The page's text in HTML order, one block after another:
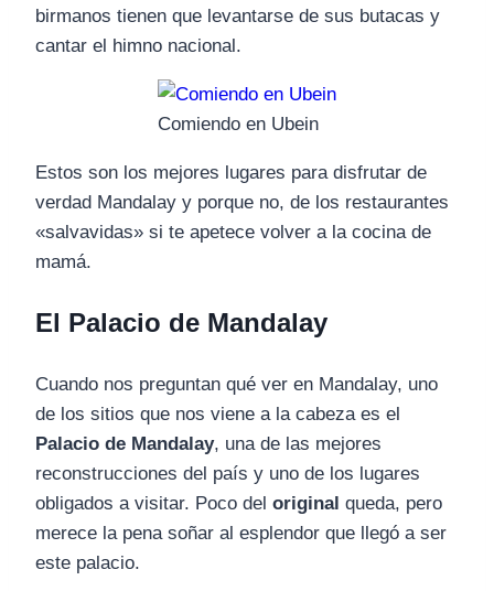
birmanos tienen que levantarse de sus butacas y
cantar el himno nacional.
Comiendo en Ubein
Estos son los mejores lugares para disfrutar de
verdad Mandalay y porque no, de los restaurantes
«salvavidas» si te apetece volver a la cocina de
mamá.
El Palacio de Mandalay
Cuando nos preguntan qué ver en Mandalay, uno
de los sitios que nos viene a la cabeza es el
Palacio de Mandalay, una de las mejores
reconstrucciones del país y uno de los lugares
obligados a visitar. Poco del original queda, pero
merece la pena soñar al esplendor que llegó a ser
este palacio.